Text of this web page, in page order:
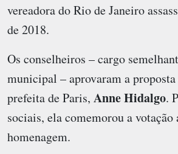
vereadora do Rio de Janeiro
de 2018.
Os conselheiros – cargo
municipal – aprovaram a
prefeita de Paris, Anne Hidalgo.
sociais, ela comemorou a votação
homenagem.